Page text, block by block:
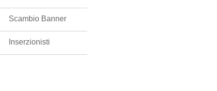
Scambio Banner
Inserzionisti